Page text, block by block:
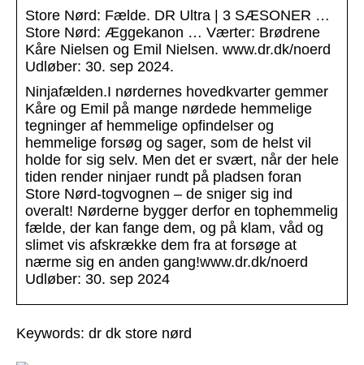
Store Nørd: Fælde. DR Ultra | 3 SÆSONER …
Store Nørd: Æggekanon … Værter: Brødrene
Kåre Nielsen og Emil Nielsen. www.dr.dk/noerd
Udløber: 30. sep 2024.
Ninjafælden.I nørdernes hovedkvarter gemmer
Kåre og Emil på mange nørdede hemmelige
tegninger af hemmelige opfindelser og
hemmelige forsøg og sager, som de helst vil
holde for sig selv. Men det er svært, når der hele
tiden render ninjaer rundt på pladsen foran
Store Nørd-togvognen – de sniger sig ind
overalt! Nørderne bygger derfor en tophemmelig
fælde, der kan fange dem, og på klam, våd og
slimet vis afskrække dem fra at forsøge at
nærme sig en anden gang!www.dr.dk/noerd
Udløber: 30. sep 2024
Keywords: dr dk store nørd